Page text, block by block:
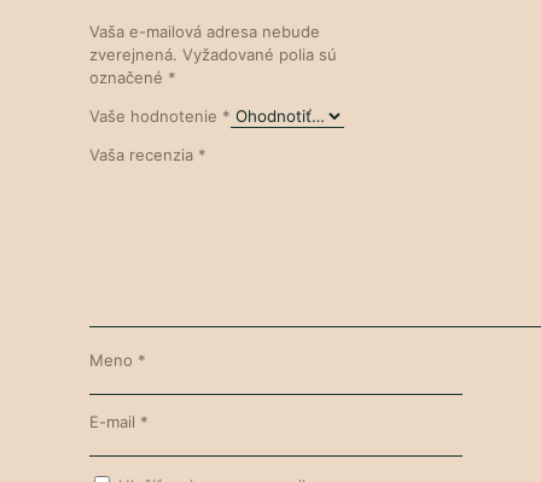
Vaša e-mailová adresa nebude
zverejnená. Vyžadované polia sú
označené *
Vaše hodnotenie *
Vaša recenzia *
Meno *
E-mail *